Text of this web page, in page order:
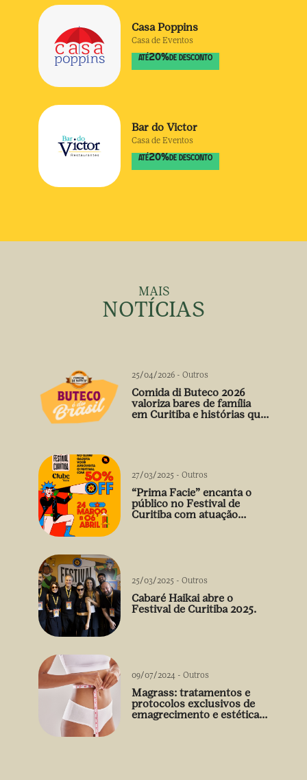
Casa Poppins
Casa de Eventos
ATÉ20% DE DESCONTO
Bar do Victor
Casa de Eventos
ATÉ20% DE DESCONTO
MAIS
NOTÍCIAS
25/04/2026 - Outros
Comida di Buteco 2026
valoriza bares de família
em Curitiba e histórias que
27/03/2025 - Outros
“Prima Facie” encanta o
público no Festival de
Curitiba com atuação
25/03/2025 - Outros
Cabaré Haikai abre o
Festival de Curitiba 2025.
09/07/2024 - Outros
Magrass: tratamentos e
protocolos exclusivos de
emagrecimento e estética